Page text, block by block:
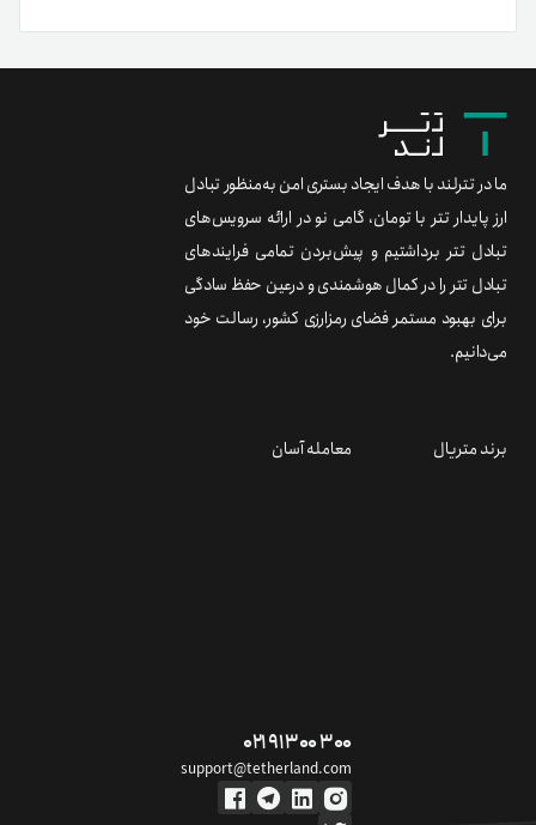
ما در تترلند با هدف ایجاد بستری امن به‌منظور تبادل
ارز پایدار تتر با تومان، گامی نو در ارائه سرویس‌های
تبادل تتر برداشتیم و پیش‌بردن تمامی فرایندهای
تبادل تتر را در کمال هوشمندی و درعین حفظ سادگی
برای بهبود مستمر فضای رمزارزی کشور، رسالت خود
می‌دانیم.
برند متریال معامله آسان
۰۲۱ ۹۱ ۳۰۰ ۳۰۰
support@tetherland.com